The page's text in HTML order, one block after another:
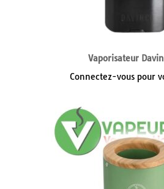
Vaporisateur
Connectez-vous pour